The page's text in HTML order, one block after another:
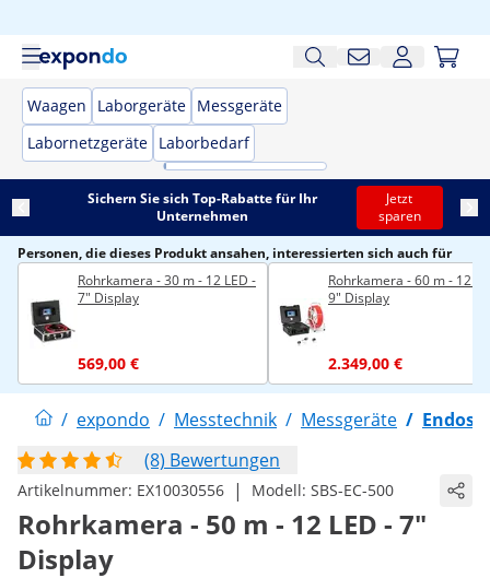
Waagen Laborgeräte Messgeräte
Labornetzgeräte Laborbedarf
Sichern Sie sich Top-Rabatte für Ihr
Unternehmen
Jetzt
sparen
Personen, die dieses Produkt ansahen, interessierten sich auch für
Rohrkamera - 30 m - 12 LED -
7" Display
569,00 €
Rohrkamera - 60 m - 12
9" Display
2.349,00 €
/ expondo / Messtechnik / Messgeräte /
(8) Bewertungen
Artikelnummer: EX10030556 | Modell: SBS-EC-500
Rohrkamera - 50 m - 12 LED - 7"
Display